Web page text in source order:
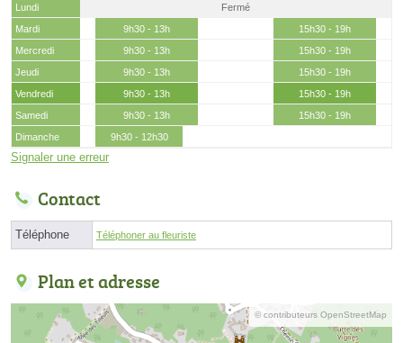
Lundi
Fermé
Mardi
9h30 - 13h
15h30 - 19h
Mercredi
9h30 - 13h
15h30 - 19h
Jeudi
9h30 - 13h
15h30 - 19h
Vendredi
9h30 - 13h
15h30 - 19h
Samedi
9h30 - 13h
15h30 - 19h
Dimanche
9h30 - 12h30
Signaler une erreur
Contact
Téléphone Téléphoner au fleuriste
Plan et adresse
© contributeurs OpenStreetMap